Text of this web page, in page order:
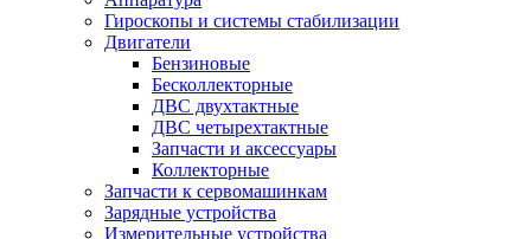
Гироскопы и системы стабилизации
Двигатели
Бензиновые
Бесколлекторные
ДВС двухтактные
ДВС четырехтактные
Запчасти и аксессуары
Коллекторные
Запчасти к сервомашинкам
Зарядные устройства
Измерительные устройства